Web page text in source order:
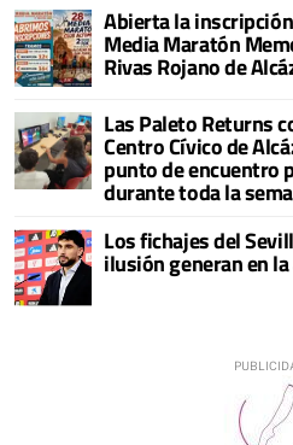
Abierta la
Media Maratón
Rivas Rojano de
Las Paleto Returns
Centro Cívico de
punto de encuentro
durante toda la
Los fichajes del
ilusión generan en